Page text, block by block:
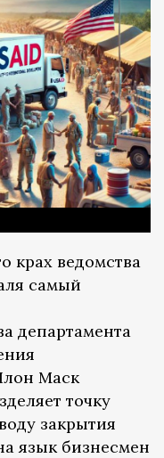
крах ведомства
самый
департамента
Маск
точку
закрытия
язык бизнесмен